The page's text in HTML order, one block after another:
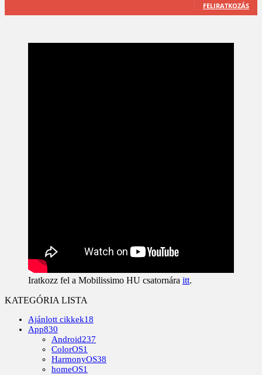
FELIRATKOZÁS
Iratkozz fel a Mobilissimo HU csatornára itt.
KATEGÓRIA LISTA
Ajánlott cikkek18
App830
Android237
ColorOS1
HarmonyOS38
homeOS1